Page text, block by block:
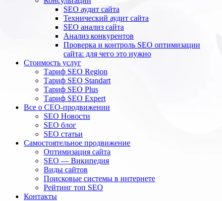
SEO аудит сайта
Технический аудит сайта
SEO анализ сайта
Анализ конкурентов
Проверка и контроль SEO оптимизации
сайта: для чего это нужно
Стоимость услуг
Тариф SEO Region
Тариф SEO Standart
Тариф SEO Plus
Тариф SEO Expert
Все о СЕО-продвижении
SEO Новости
SEO блог
SEO статьи
Самостоятельное продвижение
Оптимизация сайта
SEO — Википедия
Виды сайтов
Поисковые системы в интернете
Рейтинг топ SEO
Контакты